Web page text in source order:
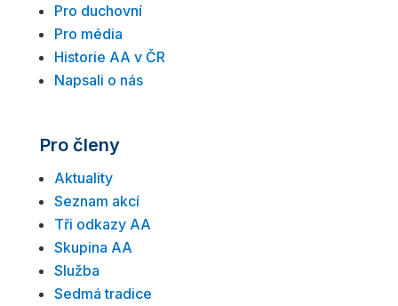
Pro duchovní
Pro média
Historie AA v ČR
Napsali o nás
Pro členy
Aktuality
Seznam akcí
Tři odkazy AA
Skupina AA
Služba
Sedmá tradice